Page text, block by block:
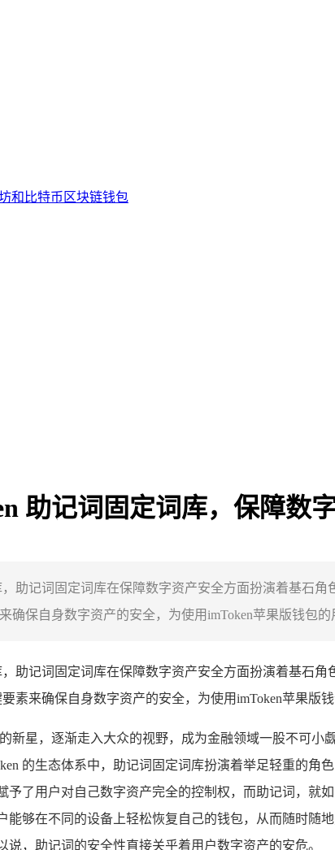
助记词固定词库，保障数
助记词固定词库在保障数字资产安全方面扮演着基石
保自身数字资产的安全，为使用imToken苹果版钱包的
助记词固定词库在保障数字资产安全方面扮演着基石
来确保自身数字资产的安全，为使用imToken苹果版
星，逐渐走入大众的视野，成为金融领域一股不可小
的生态体系中，助记词固定词库扮演着举足轻重的角
了用户对自己数字资产完全的控制权，而助记词，就
能够在不同的设备上轻松恢复自己的钱包，从而随时随
，助记词的安全性直接关乎着用户数字资产的安危。